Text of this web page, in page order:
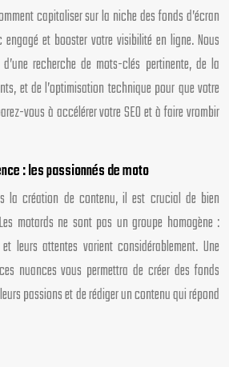
capitaliser sur la niche des fonds d’écran
et booster votre visibilité en ligne. Nous
recherche de mots-clés pertinente, de la
et de l’optimisation technique pour que votre
vous à accélérer votre SEO et à faire vrombir
: les passionnés de moto
la création de contenu, il est crucial de bien
motards ne sont pas un groupe homogène :
leurs attentes varient considérablement. Une
nuances vous permettra de créer des fonds
passions et de rédiger un contenu qui répond